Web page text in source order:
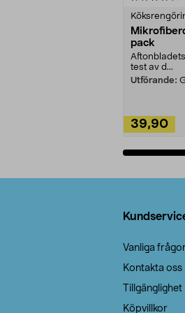
pack
test av d...
Utförande:
39,90
Vanliga
Kontakta oss
Tillgänglighet
Köpvillkor